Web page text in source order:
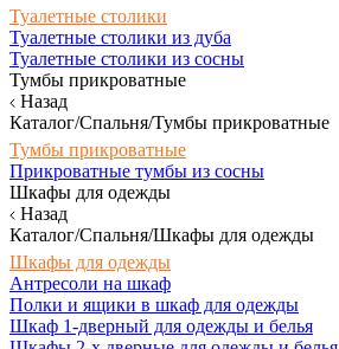
Туалетные столики
Туалетные столики из дуба
Туалетные столики из сосны
Тумбы прикроватные
Назад
Каталог/Спальня/Тумбы прикроватные
Тумбы прикроватные
Прикроватные тумбы из сосны
Шкафы для одежды
Назад
Каталог/Спальня/Шкафы для одежды
Шкафы для одежды
Антресоли на шкаф
Полки и ящики в шкаф для одежды
Шкаф 1-дверный для одежды и белья